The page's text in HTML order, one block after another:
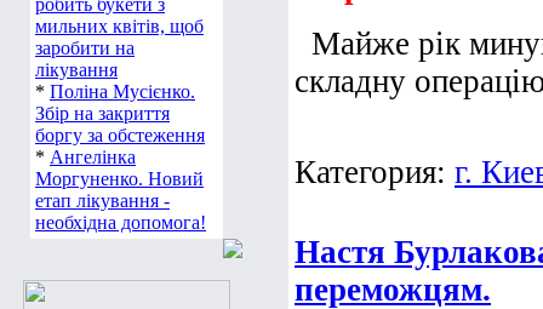
робить букети з
мильних квітів, щоб
заробити на
лікування
* Поліна Мусієнко.
Збір на закриття
боргу за обстеження
* Ангелінка
Моргуненко. Новий
етап лікування -
необхідна допомога!
Майже рік
складну
Категория: г.
Настя
переможцям.